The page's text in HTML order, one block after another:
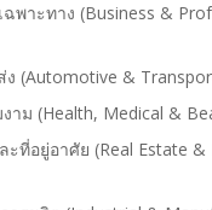
พาะทาง (Business &
(Automotive &
าม (Health, Medical &
ที่อยู่อาศัย (Real Estate &